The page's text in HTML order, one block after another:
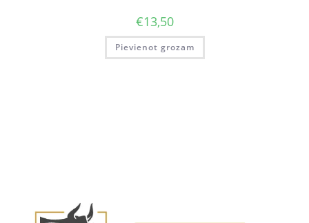
€13,50
Pievienot grozam